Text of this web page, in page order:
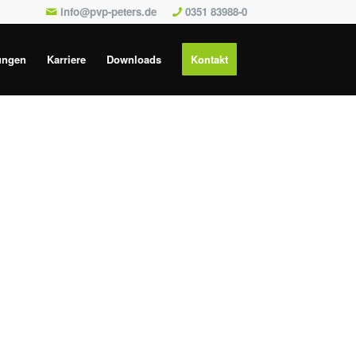
info@pvp-peters.de 0351 83988-0
Karriere Downloads Kontakt